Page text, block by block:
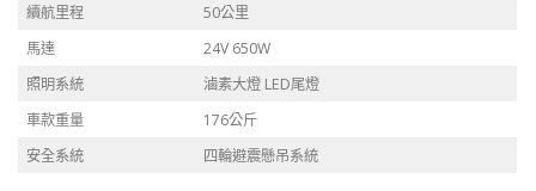
續航里程
50公里
馬達
24V 650W
照明系統
滷素大燈 LED尾燈
車款重量
176公斤
安全系統
四輪避震懸吊系統